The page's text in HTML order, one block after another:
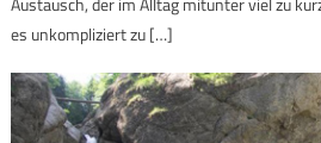
es unkompliziert zu […]